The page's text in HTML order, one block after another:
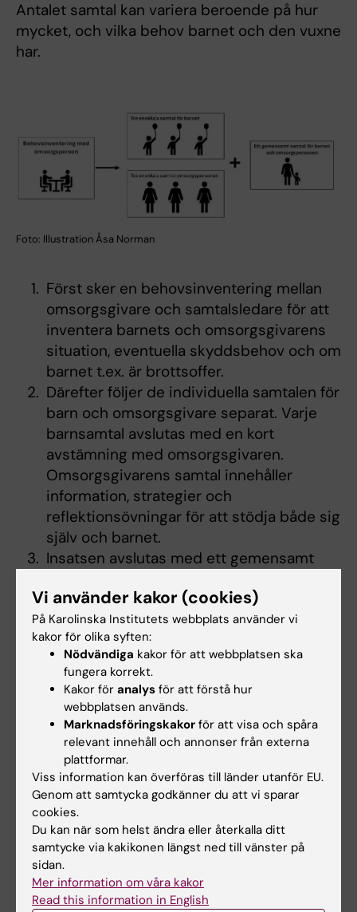
Antalet samtal kan variera beroende på hur
mycket, och vilka behov barnet och den vuxne
har.
Foto: Illustration Åsa Norman
Först sker en behovsinventering mellan
omsorgsgivare och samtalsledare för att
inventera barnets och omsorgsgivarens
situation, eventuella skyddsbehov och om
barnet t.ex. är brottsoffer.
Därefter följer de individuella samtalen för
barn och omsorgsgivare separat. Varje
barnsamtal avslutas med en kort
avstämning med omsorgsgivaren.
Omsorgsgivarens samtal innehåller
information, strategier och
reflektionsövningar för att stödja både sig
själv och barnet.
Insatsen avslutas med ett gemensamt
samtalsledare för att skapa en gemensam
plattform att hantera frihetsberövandet
tillsammans efter insatsens slut.
Insatsen genomförs av personal inom
socialtjänst med hjälp av manual för
samtalsledare.
Barn och omsorgsgivare får arbetsmaterial
som följer samtalsstrukturen och innehåller
aktiviteter, utrymme för egna reflektioner och
skriftlig information.
Vad innebär det rent praktiskt för
verksamheten att delta i projektet?
Vi använder kakor (cookies)
På Karolinska Institutets webbplats använder vi
kakor för olika syften:
Nödvändiga kakor för att webbplatsen ska
fungera korrekt.
Kakor för analys för att förstå hur
webbplatsen används.
Marknadsföringskakor för att visa och spåra
relevant innehåll och annonser från externa
plattformar.
Viss information kan överföras till länder utanför EU.
Genom att samtycka godkänner du att vi sparar
cookies.
Du kan när som helst ändra eller återkalla ditt
samtycke via kakikonen längst ned till vänster på
sidan.
Mer information om våra kakor
Read this information in English